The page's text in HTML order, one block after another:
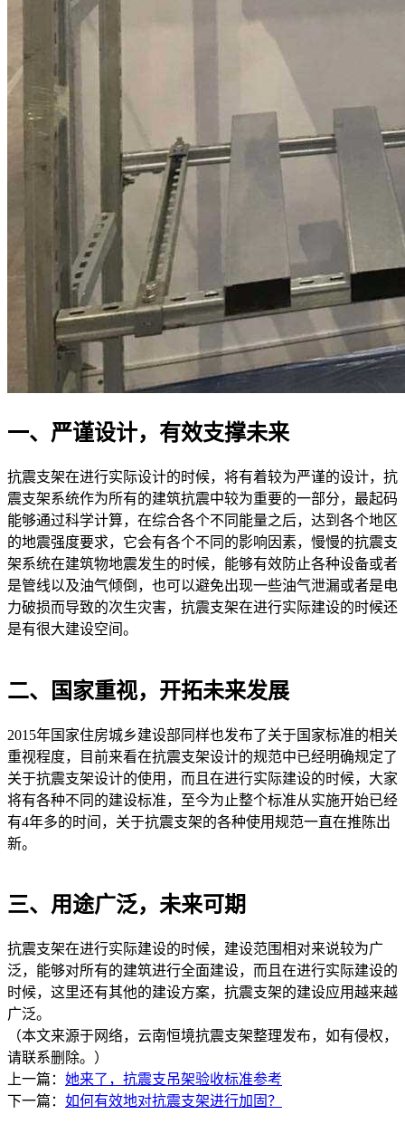
一、严谨设计，有效支撑未来
抗震支架在进行实际设计的时候，将有着较为严谨的设计，抗
震支架系统作为所有的建筑抗震中较为重要的一部分，最起码
能够通过科学计算，在综合各个不同能量之后，达到各个地区
的地震强度要求，它会有各个不同的影响因素，慢慢的抗震支
架系统在建筑物地震发生的时候，能够有效防止各种设备或者
是管线以及油气倾倒，也可以避免出现一些油气泄漏或者是电
力破损而导致的次生灾害，抗震支架在进行实际建设的时候还
是有很大建设空间。
二、国家重视，开拓未来发展
2015年国家住房城乡建设部同样也发布了关于国家标准的相关
重视程度，目前来看在抗震支架设计的规范中已经明确规定了
关于抗震支架设计的使用，而且在进行实际建设的时候，大家
将有各种不同的建设标准，至今为止整个标准从实施开始已经
有4年多的时间，关于抗震支架的各种使用规范一直在推陈出
新。
三、用途广泛，未来可期
抗震支架在进行实际建设的时候，建设范围相对来说较为广
泛，能够对所有的建筑进行全面建设，而且在进行实际建设的
时候，这里还有其他的建设方案，抗震支架的建设应用越来越
广泛。
（本文来源于网络，云南恒境抗震支架整理发布，如有侵权，
请联系删除。）
上一篇： 她来了，抗震支吊架验收标准参考
下一篇： 如何有效地对抗震支架进行加固？